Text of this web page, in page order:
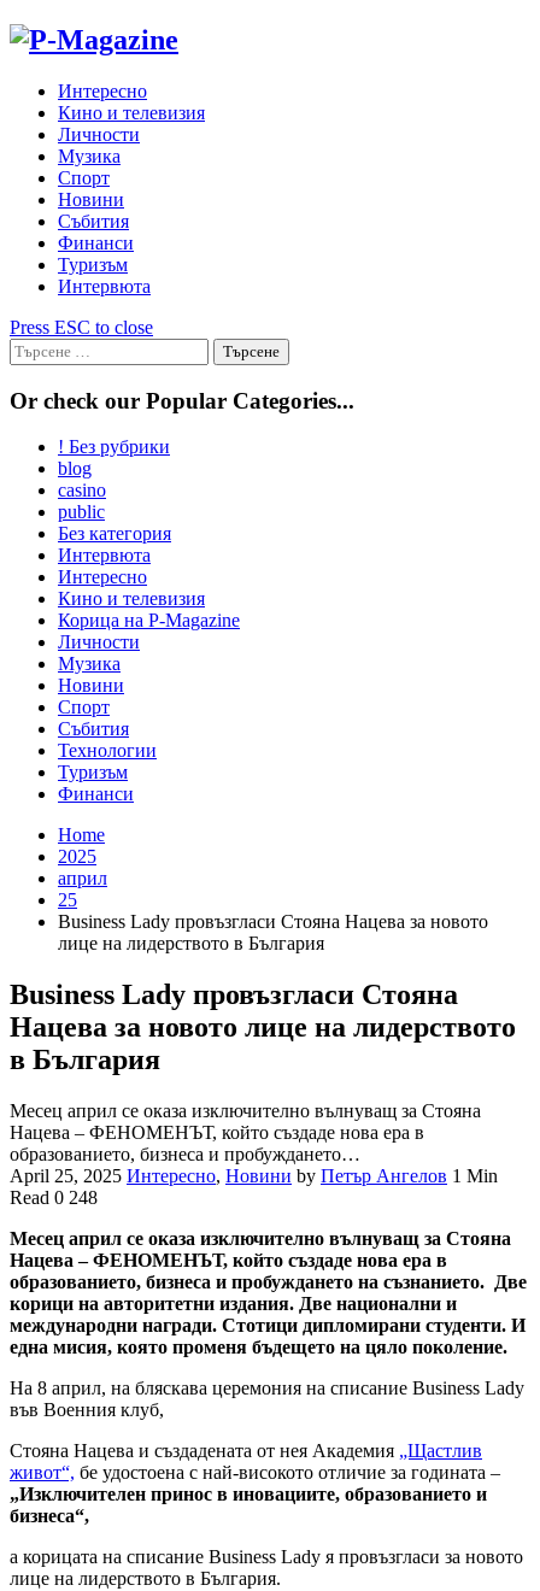
Skip
Интересно
Кино и телевизия
Личности
Музика
Спорт
Новини
Събития
Финанси
Туризъм
Интервюта
Press ESC to close
Търсене
за:
Or check our Popular Categories...
! Без рубрики
blog
casino
public
Без категория
Интервюта
Интересно
Кино и телевизия
Корица на P-Magazine
Личности
Музика
Новини
Спорт
Събития
Технологии
Туризъм
Финанси
Home
2025
април
25
Business Lady провъзгласи Стояна Нацева за новото
лице на лидерството в България
Business Lady провъзгласи Стояна
Нацева за новото лице на лидерството
в България
Месец април се оказа изключително вълнуващ за Стояна
Нацева – ФЕНОМЕНЪТ, който създаде нова ера в
образованието, бизнеса и пробуждането…
April 25, 2025 Интересно, Новини by Петър Ангелов 1 Min
Read 0 248
Месец април се оказа изключително вълнуващ за Стояна
Нацева – ФЕНОМЕНЪТ, който създаде нова ера в
образованието, бизнеса и пробуждането на съзнанието. Две
корици на авторитетни издания. Две национални и
международни награди. Стотици дипломирани студенти. И
една мисия, която променя бъдещето на цяло поколение.
На 8 април, на бляскава церемония на списание Business Lady
във Военния клуб,
Стояна Нацева и създадената от нея Академия „Щастлив
живот“, бе удостоена с най-високото отличие за годината –
„Изключителен принос в иновациите, образованието и
бизнеса“,
а корицата на списание Business Lady я провъзгласи за новото
лице на лидерството в България.